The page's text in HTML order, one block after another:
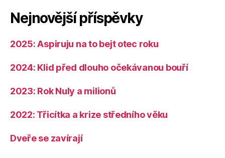
Nejnovější příspěvky
2025: Aspiruju na to bejt otec roku
2024: Klid před dlouho očekávanou bouří
2023: Rok Nuly a milionů
2022: Třicítka a krize středního věku
Dveře se zavírají